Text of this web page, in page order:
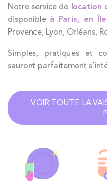
Notre service de location
disponible à Paris, en
Provence, Lyon, Orléans,
Simples, pratiques et
sauront parfaitement
VOIR TOUTE LA